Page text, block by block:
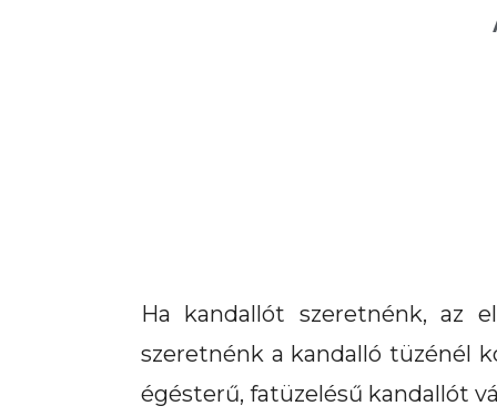
Ha kandallót szeretnénk, az
szeretnénk a kandalló tüzénél
égésterű, fatüzelésű kandallót